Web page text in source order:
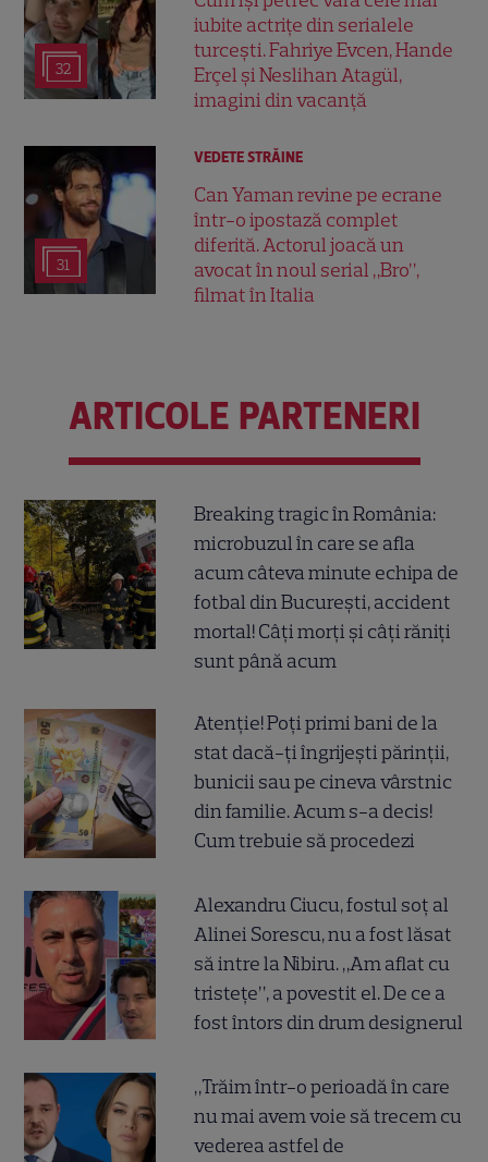
32
iubite actrițe din serialele
turcești. Fahriye Evcen, Hande
Erçel și Neslihan Atagül,
imagini din vacanță
31
VEDETE STRĂINE
Can Yaman revine pe ecrane
într-o ipostază complet
diferită. Actorul joacă un
avocat în noul serial „Bro”,
filmat în Italia
ARTICOLE PARTENERI
Breaking tragic în România:
microbuzul în care se afla
acum câteva minute echipa de
fotbal din București, accident
mortal! Câți morți și câți răniți
sunt până acum
Atenție! Poți primi bani de la
stat dacă-ți îngrijești părinții,
bunicii sau pe cineva vârstnic
din familie. Acum s-a decis!
Cum trebuie să procedezi
Alexandru Ciucu, fostul soț al
Alinei Sorescu, nu a fost lăsat
să intre la Nibiru. „Am aflat cu
tristețe”, a povestit el. De ce a
fost întors din drum designerul
„Trăim într-o perioadă în care
nu mai avem voie să trecem cu
vederea astfel de